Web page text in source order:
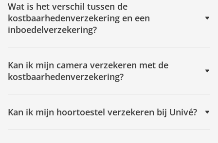
Wat is het verschil tussen de
kostbaarhedenverzekering en een
inboedelverzekering?
Kan ik mijn camera verzekeren met de
kostbaarhedenverzekering?
Kan ik mijn hoortoestel verzekeren bij Univé?